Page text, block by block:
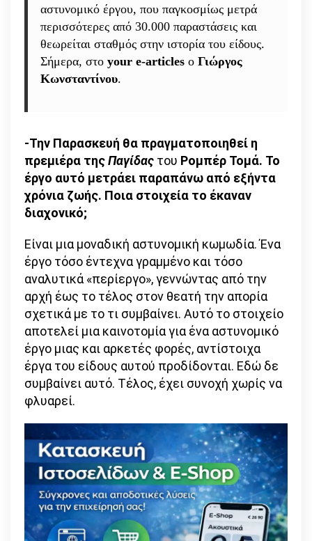
αστυνομικό έργου, που παγκοσμίως μετρά
περισσότερες από 30.000 παραστάσεις και
θεωρείται σταθμός στην ιστορία του είδους.
Σήμερα, στο your e-articlesο Γιώργος
Κωνσταντίνου.
-Την Παρασκευή θα πραγματοποιηθεί η
πρεμιέρα τηςΠαγίδας του Ρομπέρ Τομά. Το
έργο αυτό μετράει παραπάνω από εξήντα
χρόνια ζωής. Ποια στοιχεία το έκαναν
διαχονικό;
Είναι μια μοναδική αστυνομική κωμωδία. Ένα
έργο τόσο έντεχνα γραμμένο και τόσο
αναλυτικά «περίεργο», γεννώντας από την
αρχή έως το τέλος στον θεατή την απορία
σχετικά με το τι συμβαίνει. Αυτό το στοιχείο
αποτελεί μια καινοτομία για ένα αστυνομικό
έργο μιας και αρκετές φορές, αντίστοιχα
έργα του είδους αυτού προδίδονται. Εδώ δε
συμβαίνει αυτό. Τέλος, έχει συνοχή χωρίς να
φλυαρεί.